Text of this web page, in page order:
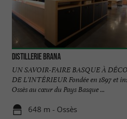
Distillerie Brana
UN SAVOIR-FAIRE BASQUE À
DE L'INTÉRIEUR Fondée en 1897 et
Ossès au cœur du Pays Basque ...
648 m - Ossès